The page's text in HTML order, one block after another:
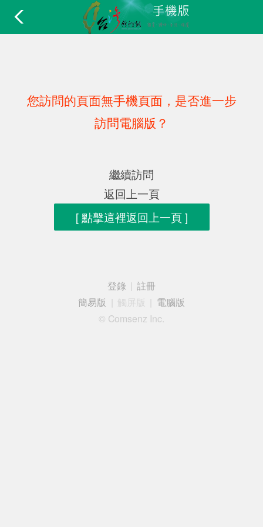
您訪問的頁面無手機頁面，是否進一步
訪問電腦版？
繼續訪問
返回上一頁
[ 點擊這裡返回上一頁 ]
登錄
註冊
簡易版
觸屏版
電腦版
© Comsenz Inc.